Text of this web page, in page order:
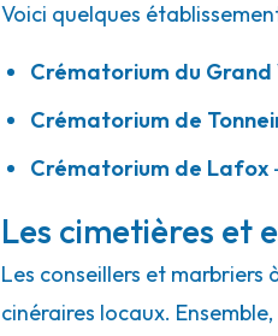
Voici quelques
Crématorium du Grand
Crématorium de
Crématorium de Lafox
Les cimetières et
Les conseillers et marbriers
cinéraires locaux.